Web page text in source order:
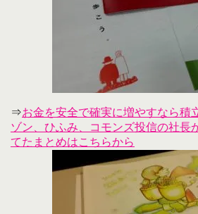
⇒お金を安全で確実に増やすなら積
ゾン、ひふみ、コモンズ投信の社長
てたまとめはこちらから